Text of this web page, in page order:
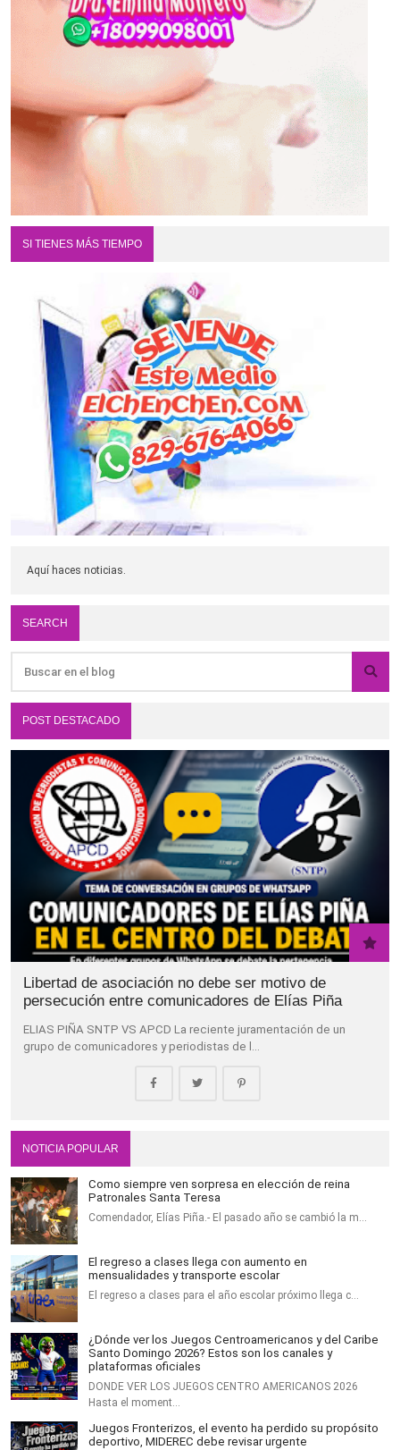
SI TIENES MÁS TIEMPO
Aquí haces noticias.
SEARCH
POST DESTACADO
Libertad de asociación no debe ser motivo de
persecución entre comunicadores de Elías Piña
ELIAS PIÑA SNTP VS APCD La reciente juramentación de un
grupo de comunicadores y periodistas de l…
NOTICIA POPULAR
Como siempre ven sorpresa en elección de reina
Patronales Santa Teresa
Comendador, Elías Piña.- El pasado año se cambió la m…
El regreso a clases llega con aumento en
mensualidades y transporte escolar
El regreso a clases para el año escolar próximo llega c…
¿Dónde ver los Juegos Centroamericanos y del Caribe
Santo Domingo 2026? Estos son los canales y
plataformas oficiales
DONDE VER LOS JUEGOS CENTRO AMERICANOS 2026
Hasta el moment…
Juegos Fronterizos, el evento ha perdido su propósito
deportivo, MIDEREC debe revisar urgente